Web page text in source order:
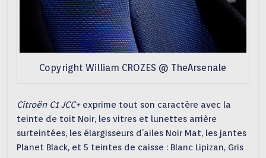
Copyright William CROZES @ TheArsenale
Citroën C1 JCC+exprime tout son caractère avec la
teinte de toit Noir, les vitres et lunettes arrière
surteintées, les élargisseurs d’ailes Noir Mat, les jantes
Planet Black, et 5 teintes de caisse : Blanc Lipizan, Gris